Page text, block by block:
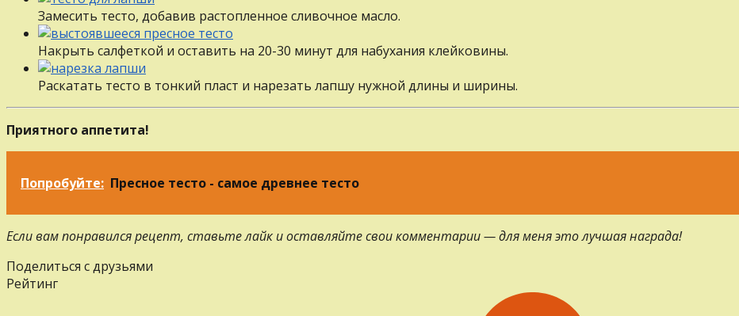
Замесить тесто, добавив растопленное сливочное масло.
Накрыть салфеткой и оставить на 20-30 минут для набухания клейковины.
Раскатать тесто в тонкий пласт и нарезать лапшу нужной длины и ширины.
Приятного аппетита!
Попробуйте: Пресное тесто - самое древнее тесто
Если вам понравился рецепт, ставьте лайк и оставляйте свои комментарии — для меня это лучшая награда!
Поделиться с друзьями
Рейтинг